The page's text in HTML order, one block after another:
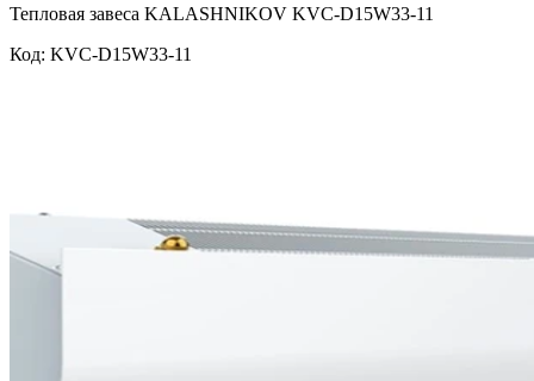
Тепловая завеса KALASHNIKOV KVC-D15W33-11
Код: KVC-D15W33-11